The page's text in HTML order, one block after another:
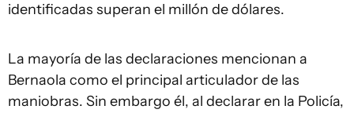
identificadas superan el millón de dólares.
La mayoría de las declaraciones mencionan a
Bernaola como el principal articulador de las
maniobras. Sin embargo él, al declarar en la Policía,